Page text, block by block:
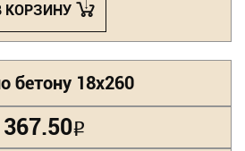
КОРЗИНУ
бетону 18х260
367.50Р